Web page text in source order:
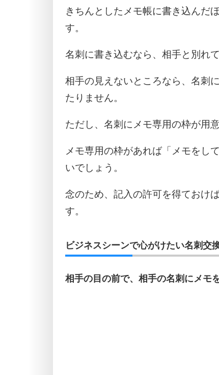
きちんとしたメモ帳に書き込んだ
す。
名刺に書き込むなら、相手と別れ
相手の見えないところなら、名刺
たりません。
ただし、名刺にメモ専用の枠が用
メモ専用の枠があれば「メモをし
いでしょう。
念のため、記入の許可を得ておけ
す。
ビジネスシーンで心がけたい名刺交
相手の目の前で、相手の名刺にメモ